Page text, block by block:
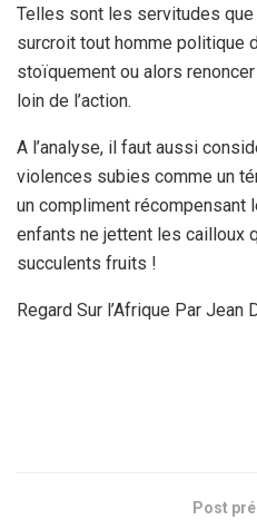
Telles sont les servitudes
surcroit tout homme politique
stoïquement ou alors
loin de l’action.
A l’analyse, il faut aussi
violences subies comme un
un compliment récompensant
enfants ne jettent les cailloux
succulents fruits !
Regard Sur l’Afrique Par Jean
Post